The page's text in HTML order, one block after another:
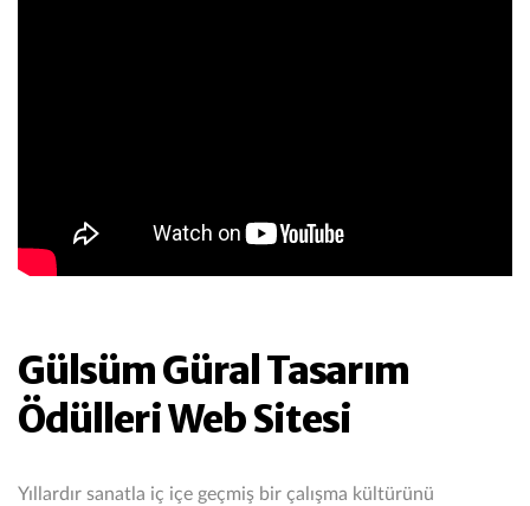
Gülsüm Güral Tasarım
Ödülleri Web Sitesi
Yıllardır sanatla iç içe geçmiş bir çalışma kültürünü